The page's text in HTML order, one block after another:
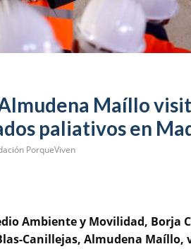
Maíllo
paliativos en
PorqueViven
Ambiente y Movilidad, Borja
Canillejas, Almudena